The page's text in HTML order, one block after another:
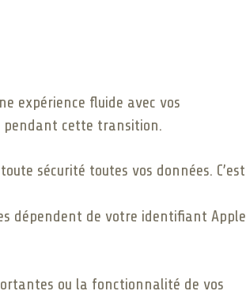
expérience fluide avec vos
pendant cette transition.
sécurité toutes vos données. C’est
dépendent de votre identifiant Apple
ou la fonctionnalité de vos